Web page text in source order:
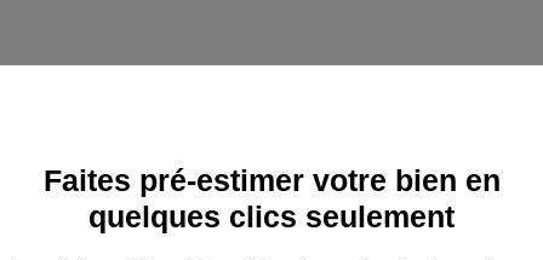
Faites pré-estimer votre bien en
quelques clics seulement